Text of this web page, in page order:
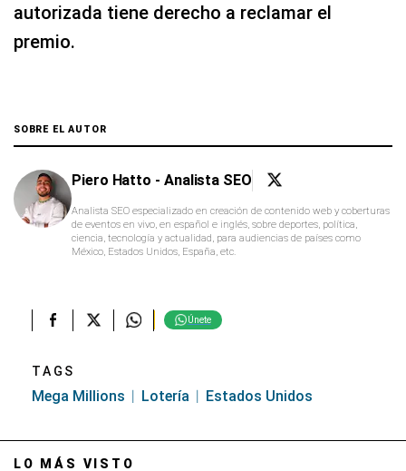
autorizada tiene derecho a reclamar el
premio.
SOBRE EL AUTOR
Piero Hatto - Analista SEO
Analista SEO especializado en creación de contenido web y coberturas
de eventos en vivo, en español e inglés, sobre deportes, política,
ciencia, tecnología y actualidad, para audiencias de países como
México, Estados Unidos, España, etc.
Únete
TAGS
Mega Millions Lotería Estados Unidos
LO MÁS VISTO